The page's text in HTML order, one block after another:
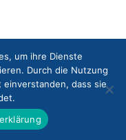
um ihre Dienste
Durch die Nutzung
einverstanden, dass sie